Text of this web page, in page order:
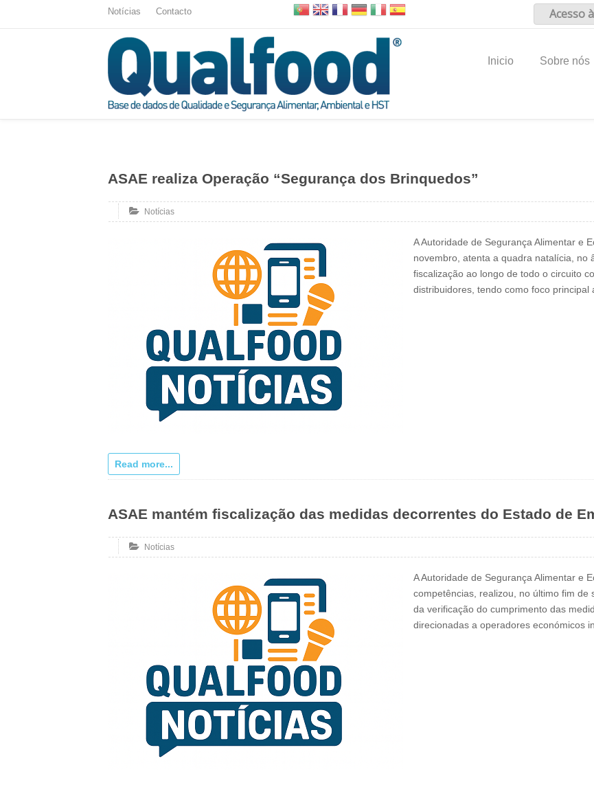
Notícias Contacto Acesso
Inicio Sobre nós
ASAE realiza Operação “Segurança dos Brinquedos”
Notícias
A Autoridade de Segurança Alimentar e
novembro, atenta a quadra natalícia, no
fiscalização ao longo de todo o circuito
distribuidores, tendo como foco principal
Read more...
ASAE mantém fiscalização das medidas decorrentes do Estado de
Notícias
A Autoridade de Segurança Alimentar e
competências, realizou, no último fim
da verificação do cumprimento das
direcionadas a operadores económicos